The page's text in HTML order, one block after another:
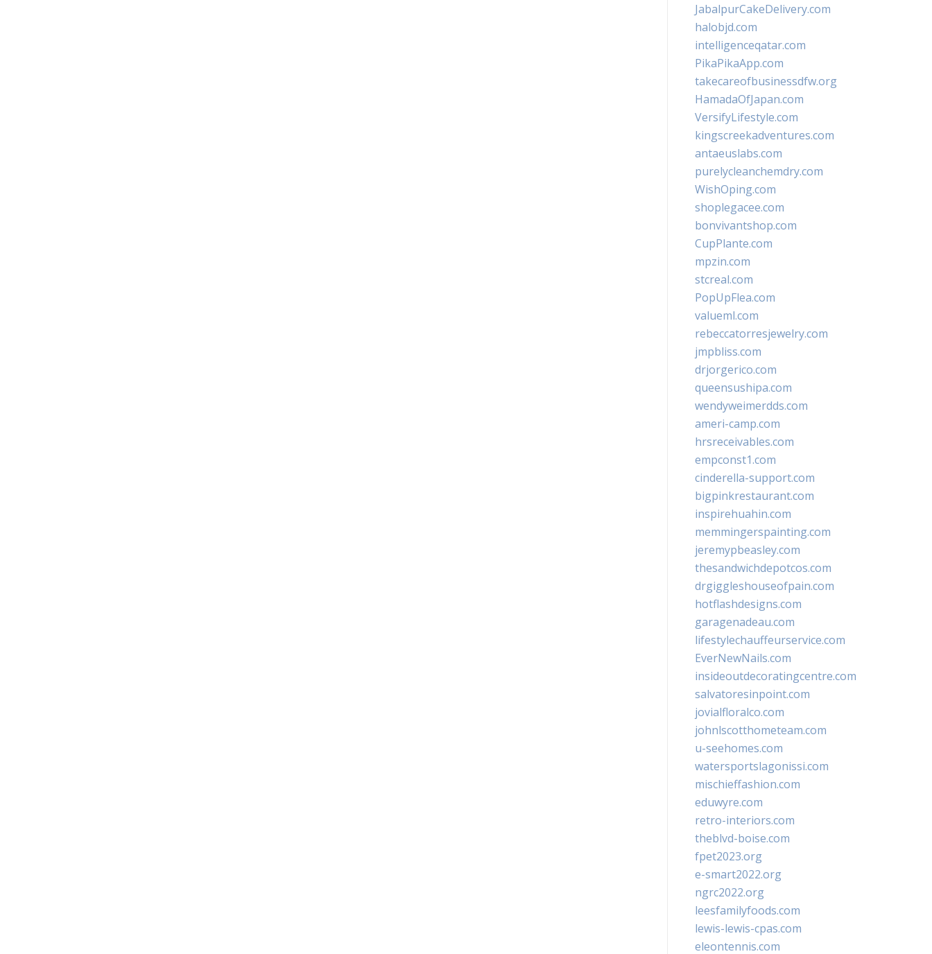
JabalpurCakeDelivery.com
halobjd.com
intelligenceqatar.com
PikaPikaApp.com
takecareofbusinessdfw.org
HamadaOfJapan.com
VersifyLifestyle.com
kingscreekadventures.com
antaeuslabs.com
purelycleanchemdry.com
WishOping.com
shoplegacee.com
bonvivantshop.com
CupPlante.com
mpzin.com
stcreal.com
PopUpFlea.com
valueml.com
rebeccatorresjewelry.com
jmpbliss.com
drjorgerico.com
queensushipa.com
wendyweimerdds.com
ameri-camp.com
hrsreceivables.com
empconst1.com
cinderella-support.com
bigpinkrestaurant.com
inspirehuahin.com
memmingerspainting.com
jeremypbeasley.com
thesandwichdepotcos.com
drgiggleshouseofpain.com
hotflashdesigns.com
garagenadeau.com
lifestylechauffeurservice.com
EverNewNails.com
insideoutdecoratingcentre.com
salvatoresinpoint.com
jovialfloralco.com
johnlscotthometeam.com
u-seehomes.com
watersportslagonissi.com
mischieffashion.com
eduwyre.com
retro-interiors.com
theblvd-boise.com
fpet2023.org
e-smart2022.org
ngrc2022.org
leesfamilyfoods.com
lewis-lewis-cpas.com
eleontennis.com